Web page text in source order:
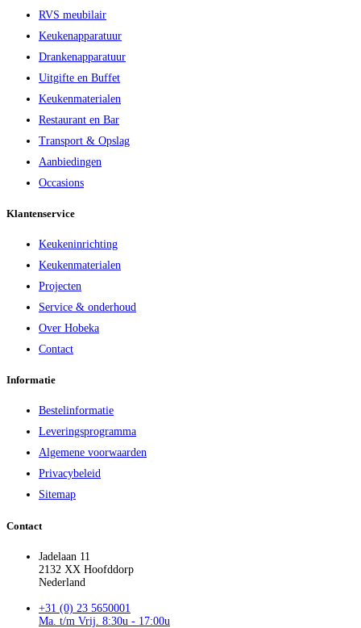
RVS meubilair
Keukenapparatuur
Drankenapparatuur
Uitgifte en Buffet
Keukenmaterialen
Restaurant en Bar
Transport & Opslag
Aanbiedingen
Occasions
Klantenservice
Keukeninrichting
Keukenmaterialen
Projecten
Service & onderhoud
Over Hobeka
Contact
Informatie
Bestelinformatie
Leveringsprogramma
Algemene voorwaarden
Privacybeleid
Sitemap
Contact
Jadelaan 11
2132 XX Hoofddorp
Nederland
+31 (0) 23 5650001
Ma. t/m Vrij. 8:30u - 17:00u